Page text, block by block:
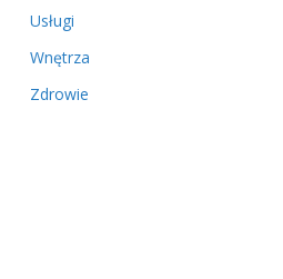
Usługi
Wnętrza
Zdrowie